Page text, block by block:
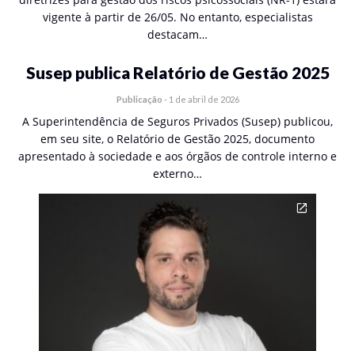
vigente à partir de 26/05. No entanto, especialistas
destacam…
Susep publica Relatório de Gestão 2025
Publicação - 1 de abril de 2026
A Superintendência de Seguros Privados (Susep) publicou,
em seu site, o Relatório de Gestão 2025, documento
apresentado à sociedade e aos órgãos de controle interno e
externo…